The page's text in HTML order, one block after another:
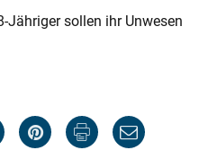
Jähriger sollen ihr Unwesen